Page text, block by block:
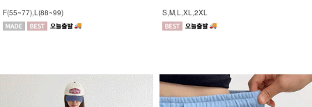
F(55~77),L(88~99) S,M,L,XL,2XL